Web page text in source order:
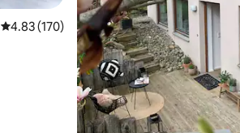
คะแนนเฉลี่ย 4.83 จาก 5, 170 รีวิว
4.83 (170)